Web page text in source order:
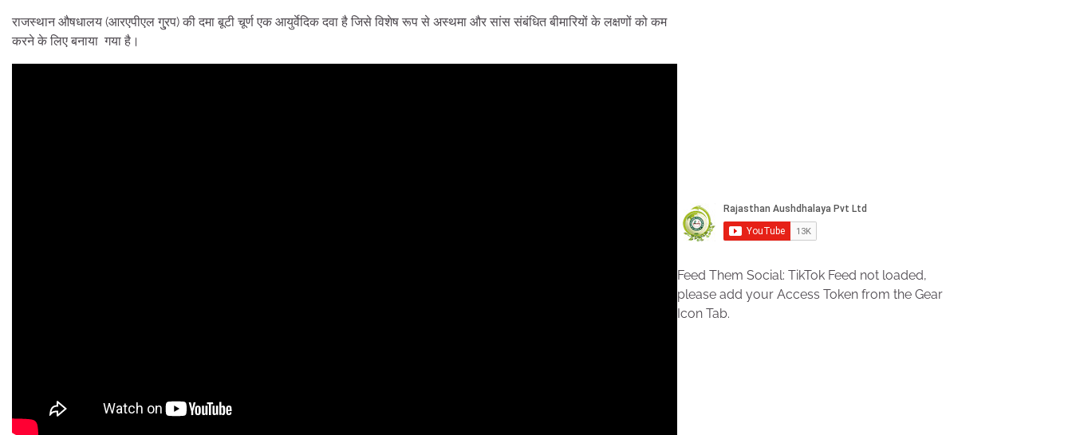
राजस्थान औषधालय (आरएपीएल गु्रप) की दमा बूटी चूर्ण एक आयुर्वेदिक दवा है जिसे विशेष रूप से अस्थमा और सांस संबंधित बीमारियों के लक्षणों को कम
करने के लिए बनाया गया है।
Feed Them Social: TikTok Feed not loaded,
please add your Access Token from the Gear
Icon Tab.